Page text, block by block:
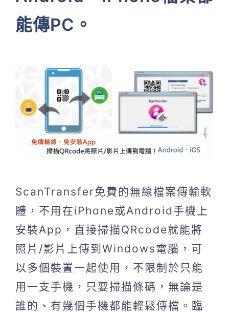
能傳PC。
ScanTransfer免費的無線檔案傳輸軟
體，不用在iPhone或Android手機上
安裝App，直接掃描QRcode就能將
照片/影片上傳到Windows電腦，可
以多個裝置一起使用，不限制於只能
用一支手機，只要掃描條碼，無論是
誰的、有幾個手機都能輕鬆傳檔。臨